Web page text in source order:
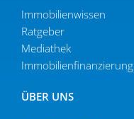
Immobilien­wissen
Ratgeber
Mediathek
Immobi­li­en­fi­nan­zierung
ÜBER UNS